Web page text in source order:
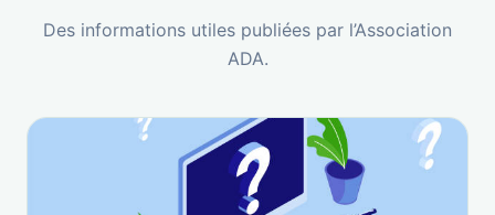
Des informations utiles publiées par l’Association
ADA.